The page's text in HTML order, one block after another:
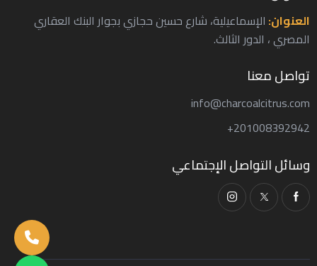
العنوان: الإسماعيلية، شارع حسين حجازي بجوار البنك العقاري
المصري ، الدور الثالث.
تواصل معنا
info@charcoalcitrus.com
201008392942+
وسائل التواصل الإجتماعي